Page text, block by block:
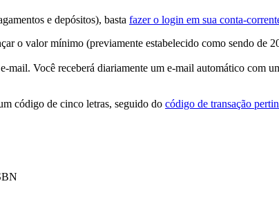
e depósitos), basta fazer o login em sua conta-
o valor mínimo (previamente estabelecido como sendo de
Você receberá diariamente um e-mail automático com
código de cinco letras, seguido do código de transação